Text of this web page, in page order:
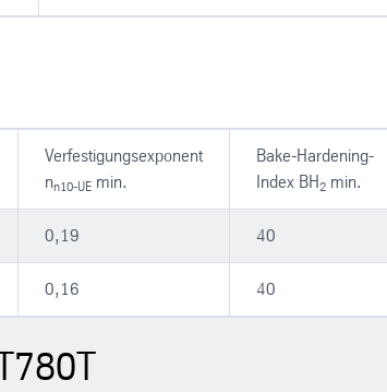
Verfestigungsexponent
nn10-UE min.
Bake-Hardening-
Index BH2 min.
0,19 40
0,16 40